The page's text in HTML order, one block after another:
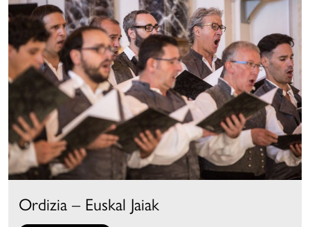
Ordizia – Euskal Jaiak